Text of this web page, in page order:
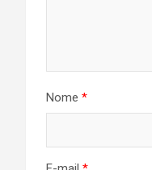
Nome *